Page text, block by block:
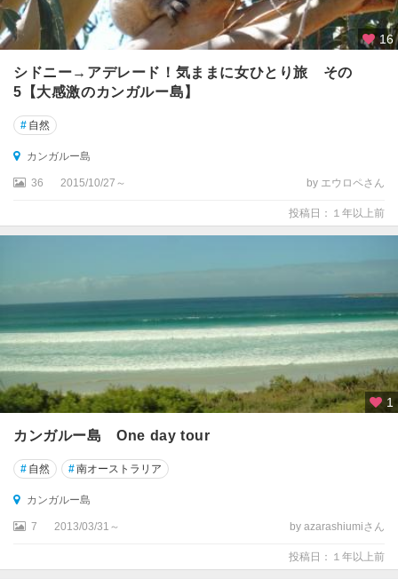
ス
周
辺
ビ
ト
ア
州
ィ
イ
島
フ
ル
リ
半
島
フ
シ
国
16
シドニー→アデレード！気ままに女ひとり旅 その
5【大感激のカンガルー島】
# 自然
カンガルー島
36 2015/10/27～ by エウロペさん
投稿日：１年以上前
1
カンガルー島 One day tour
# 自然 #南オーストラリア
カンガルー島
7 2013/03/31～ by azarashiumiさん
投稿日：１年以上前